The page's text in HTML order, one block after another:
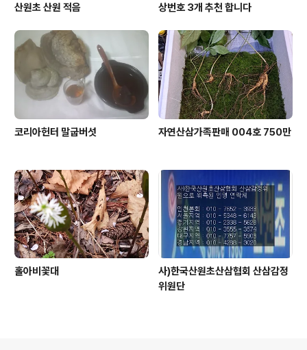
산원초 산원 적음
상번호 3개 추천 합니다
코리아헌터 말굽버섯 자연산삼가족판매 004호 750만
홀아비꽃대
사)한국산원초산삼협회 산삼감정
위원단